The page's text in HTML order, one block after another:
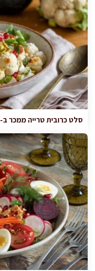
סלט כרובית טרייה ממכר ב-15 דקות, בלי בישול בכלל